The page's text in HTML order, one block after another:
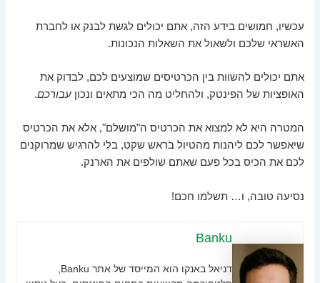
עכשיו, חמושים בידע הזה, אתם יכולים לגשת לבנק או לחברת
האשראי שלכם ולשאול את השאלות הנכונות.
אתם יכולים להשוות בין הכרטיסים שמוצעים לכם, לבדוק את
האופציות של הפינטק, ולהחליט מה הכי מתאים ונכוןעבורכם.
המטרה היא לא למצוא את הכרטיס ה"מושלם", אלא את הכרטיס
שיאפשר לכם ליהנות מהטיול בראש שקט, בלי להרגיש שמרוקנים
לכם את הכיס בכל פעם שאתם שולפים את הארנק.
נסיעה טובה, ו… תשלמו חכם!
Banku